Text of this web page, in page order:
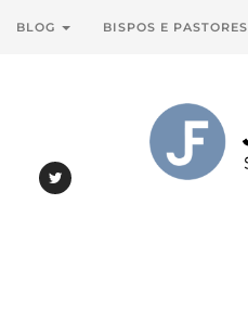
BLOG BISPOS E PASTORES